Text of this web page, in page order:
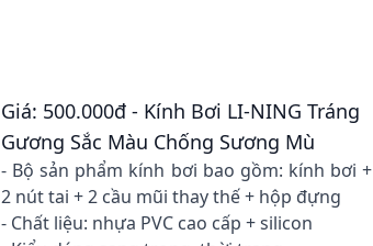
Giá: 500.000đ - Kính Bơi LI-NING Tráng
Gương Sắc Màu Chống Sương Mù
- Bộ sản phẩm kính bơi bao gồm: kính bơi +
2 nút tai + 2 cầu mũi thay thế + hộp đựng
- Chất liệu: nhựa PVC cao cấp + silicon